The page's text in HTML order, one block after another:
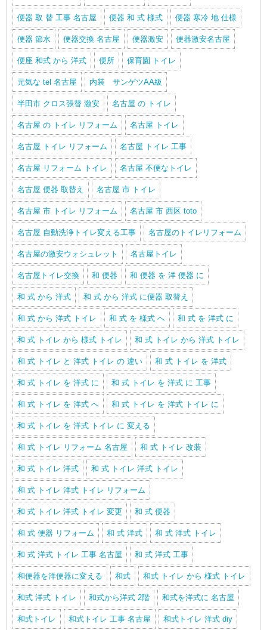
便器 取 替 工事 名古屋 便器 和 式 様式 便器 寒冷 地 仕様
便器 節水 便器交換 名古屋 便器激安 便器激安名古屋
便座 和式 から 洋式 便所 保育園 トイレ
元気な tel 名古屋 内装 サンゲツAA級
半田市 クロス張替 激安 名古屋 の トイレ
名古屋 の トイレ リフォーム 名古屋 トイレ
名古屋 トイレ リフォーム 名古屋 トイレ 工事
名古屋 リフォーム トイレ 名古屋 不便なトイレ
名古屋 便器 取替え 名古屋 市 トイレ
名古屋 市 トイレ リフォーム 名古屋 市 西区 toto
名古屋 自動洗浄トイレ変える工事 名古屋のトイレリフォーム
名古屋の激安ウォシュレット 名古屋トイレ
名古屋トイレ交換 和 便器 和 便器 を 洋 便器 に
和 式 から 洋式 和 式 から 洋式 に便器 取替え
和 式 から 洋式 トイレ 和 式 を 様式 へ 和 式 を 洋式 に
和 式 トイレ から 様式 トイレ 和 式 トイレ から 洋式 トイレ
和 式 トイレ と 洋式 トイレ の 違い 和 式 トイレ を 洋式
和 式 トイレ を 洋式 に 和 式 トイレ を 洋式 に 工事
和 式 トイレ を 洋式 へ 和 式 トイレ を 洋式 トイレ に
和 式 トイレ を 洋式 トイレ に 変える
和 式 トイレ リフォーム 名古屋 和 式 トイレ 改装
和 式 トイレ 洋式 和 式 トイレ 洋式 トイレ
和 式 トイレ 洋式 トイレ リフォーム
和 式 トイレ 洋式 トイレ 変更 和 式 便器
和 式 便器 リフォーム 和 式 洋式 和 式 洋式 トイレ
和 式 洋式 トイレ 工事 名古屋 和 式 洋式 工事
和便器を洋便器に変える 和式 和式 トイレ から 様式 トイレ
和式 洋式 トイレ 和式から洋式 2階 和式を洋式に 名古屋
和式トイレ 和式トイレ 工事 名古屋 和式トイレ 洋式 diy